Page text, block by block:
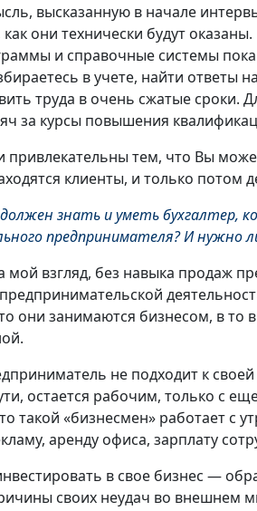
высказанную в начале
они технически будут
и справочные системы пока
в учете, найти ответы
труда в очень сжатые сроки.
за курсы повышения
привлекательны тем, что Вы
клиенты, и только потом
знать и уметь бухгалтер,
предпринимателя? И нужно
мой взгляд, без навыка продаж
они занимаются бизнесом, в
не подходит к
остается рабочим, только с
такой «бизнесмен» работает с
аренду офиса, зарплату
в свое бизнес —
своих неудач во внешнем